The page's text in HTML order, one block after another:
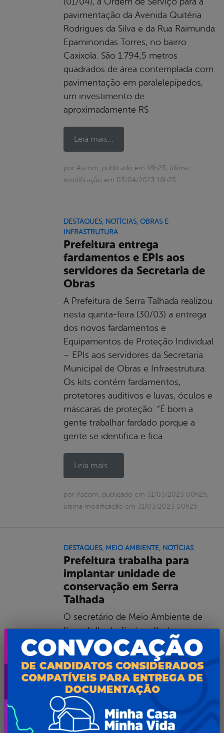
pavimentação da Avenida Quitéria
Rodrigues da Silva e da Rua Raimunda
Epaminondas Torres, no bairro
Caxixola. São 1.794,5 metros
quadrados de área contemplada com
pavimentação em paralelepípedos,
um investimento de
aproximadamente R$
Leia mais...
por Ascom, publicado em 18h25, última
modificação em 03/04/2023 18h25
DESTAQUES, NOTÍCIAS, OBRAS E
INFRASTRUTURA
Prefeitura entrega
fardamentos e EPIs aos
servidores da Secretaria de
Obras
A Prefeitura de Serra Talhada realizou
nesta quinta-feira (30/03) a entrega
dos novos fardamentos e
Equipamentos de Proteção Individual
– EPIs aos servidores da Secretaria
Municipal de Obras e Infraestrutura.
Os kits contém fardamentos,
protetores auditivos e luvas, óculos e
máscaras de proteção. “É bom a
gente trabalhar fardado porque a
gente se identifica e fica
Leia mais...
por Ascom, publicado em 31/03/2023 00h25,
última modificação em 31/03/2023 00h25
DESTAQUES, MEIO AMBIENTE, NOTÍCIAS
Prefeitura trabalha para
implantar unidade de
conservação em Serra
Talhada
O secretário de Meio Ambiente de
Serra Talhada, Sinézio Rodrigues,
participou na última segunda-feira
(27/03) de uma reunião na Agência
Estadual de Meio Ambiente – CPRH
para tratar sobre a criação da Unidade
de Conservação de Serra Talhada,
que é uma das propostas do plano de
governo da atual gestão municipal.